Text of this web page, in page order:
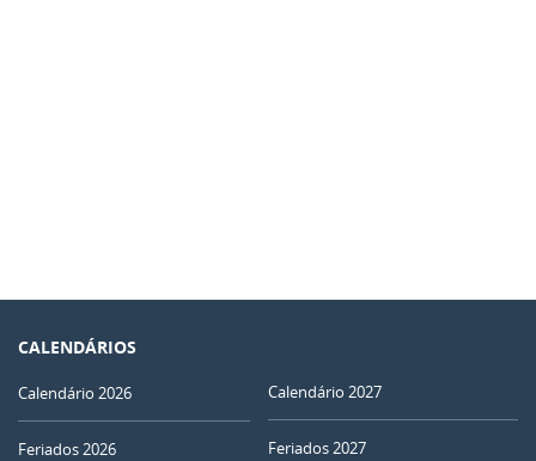
CALENDÁRIOS
Calendário 2026
Feriados 2026
Calendário 2027
Feriados 2027